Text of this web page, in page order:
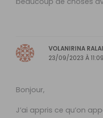
VOLANIRINA
23/09/2023 À 11:09
Bonjour,
J’ai appris ce qu’on